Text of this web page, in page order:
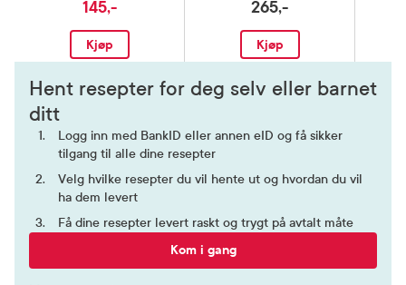
145,-
Kjøp
265,-
Kjøp
Hent resepter for deg selv eller barnet
ditt
Logg inn med BankID eller annen eID og få sikker
tilgang til alle dine resepter
Velg hvilke resepter du vil hente ut og hvordan du vil
ha dem levert
Få dine resepter levert raskt og trygt på avtalt måte
Kom i gang